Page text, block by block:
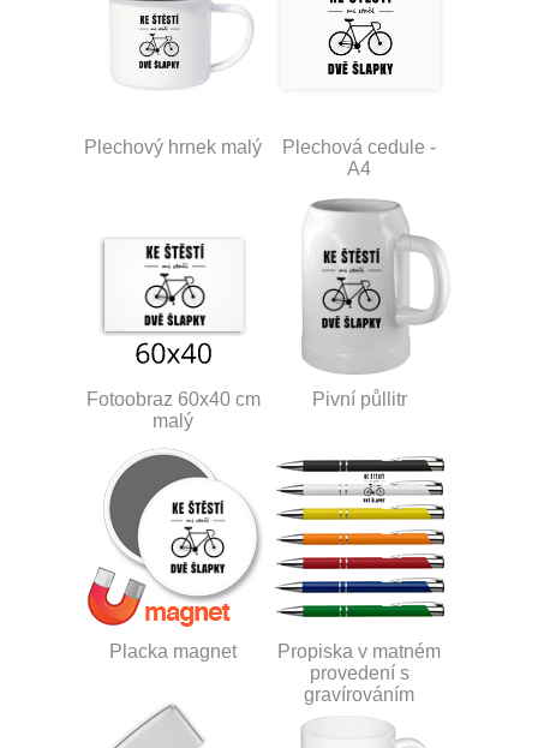
Plechový hrnek malý
Plechová cedule -
A4
Fotoobraz 60x40 cm
malý
Pivní půllitr
Placka magnet
Propiska v matném
provedení s
gravírováním